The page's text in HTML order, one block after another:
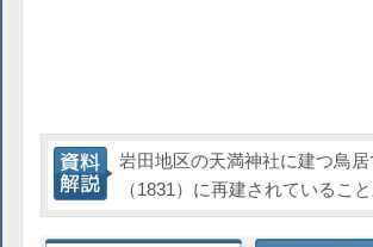
岩田地区の天満神社に建つ鳥
（1831）に再建されているこ